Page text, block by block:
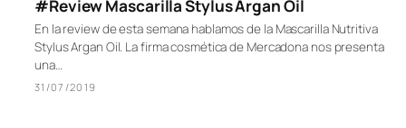
#Review Mascarilla Stylus Argan Oil
En la review de esta semana hablamos de la Mascarilla Nutritiva
Stylus Argan Oil. La firma cosmética de Mercadona nos presenta
una…
31/07/2019